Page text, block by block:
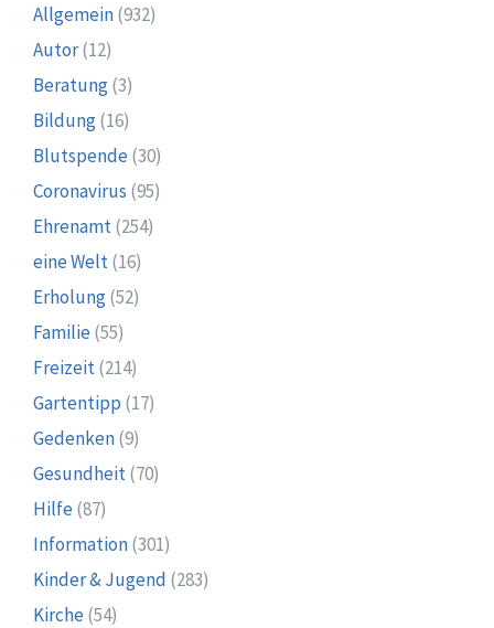
Allgemein(932)
Autor(12)
Beratung(3)
Bildung(16)
Blutspende (30)
Coronavirus (95)
Ehrenamt(254)
eine Welt(16)
Erholung(52)
Familie (55)
Freizeit(214)
Gartentipp (17)
Gedenken(9)
Gesundheit(70)
Hilfe (87)
Information(301)
Kinder & Jugend (283)
Kirche (54)